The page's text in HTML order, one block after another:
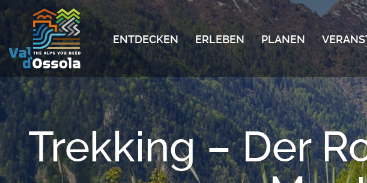
ENTDECKEN ERLEBEN PLANEN
Trekking – Der